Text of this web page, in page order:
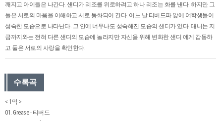
깨지고 아이들은 나간다. 샌디가 리조를 위로하려고 하나 리조는 화를 낸다. 하지만 그
둘은 서로의 마음을 이해하고 서로 동화되어 간다. 어느 날 티버드파 앞에 여학생들이
성숙한 모습으로 나타난다. 그 안에 너무나도 성숙해진 모습의 샌디가 있다. 대니는 지
금까지와는 전혀 다른 샌디의 모습에 놀라지만 자신을 위해 변화한 샌디 에게 감동하
고 둘은 서로의 사랑을 확인한다.
수록곡
< 1막 >
01. Grease - 티버드